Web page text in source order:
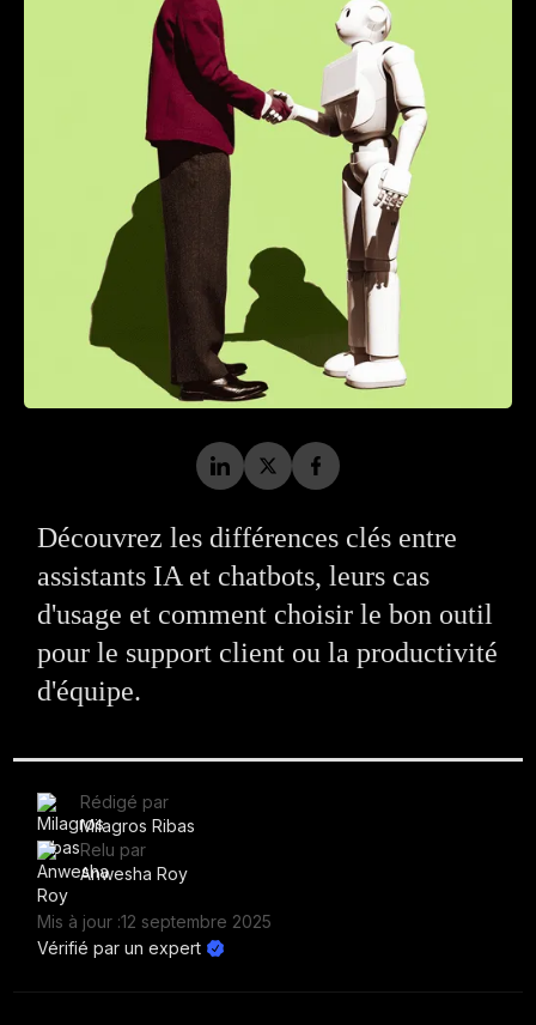
Découvrez les différences clés entre
assistants IA et chatbots, leurs cas
d'usage et comment choisir le bon outil
pour le support client ou la productivité
d'équipe.
Rédigé par
Milagros Ribas
Relu par
Anwesha Roy
Mis à jour :12 septembre 2025
Vérifié par un expert